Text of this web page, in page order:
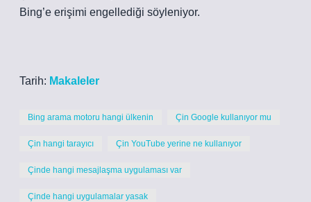
Bing’e erişimi engellediği söyleniyor.
Tarih: Makaleler
Bing arama motoru hangi ülkenin Çin Google kullanıyor mu
Çin hangi tarayıcı Çin YouTube yerine ne kullanıyor
Çinde hangi mesajlaşma uygulaması var
Çinde hangi uygulamalar yasak